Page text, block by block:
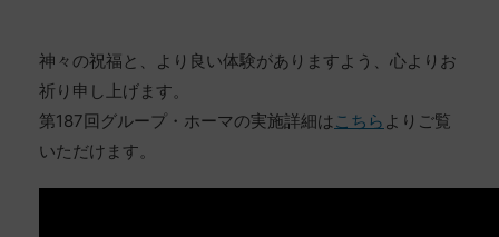
神々の祝福と、より良い体験がありますよう、心よりお
祈り申し上げます。
第187回グループ・ホーマの実施詳細はこちら よりご覧
いただけます。